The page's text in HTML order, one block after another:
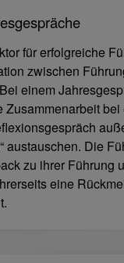
für erfolgreiche
zwischen
einem
Zusammenarbeit bei
austauschen. Die
zu ihrer Führung
eine